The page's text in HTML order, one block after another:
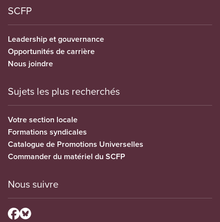
SCFP
Leadership et gouvernance
Opportunités de carrière
Nous joindre
Sujets les plus recherchés
Votre section locale
Formations syndicales
Catalogue de Promotions Universelles
Commander du matériel du SCFP
Nous suivre